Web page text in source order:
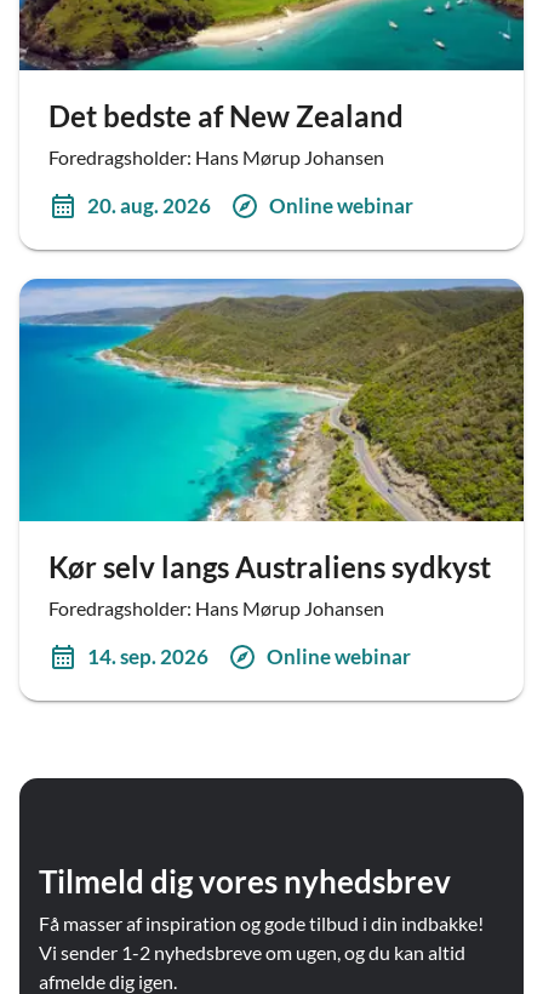
Det bedste af New Zealand
Foredragsholder: Hans Mørup Johansen
20. aug. 2026 Online webinar
Kør selv langs Australiens sydkyst
Foredragsholder: Hans Mørup Johansen
14. sep. 2026 Online webinar
Tilmeld dig vores nyhedsbrev
Få masser af inspiration og gode tilbud i din indbakke!
Vi sender 1-2 nyhedsbreve om ugen, og du kan altid
afmelde dig igen.